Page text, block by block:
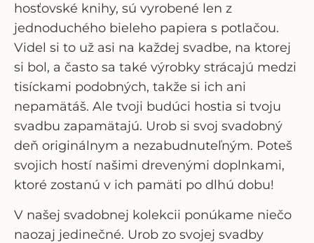
hosťovské knihy, sú vyrobené len z
jednoduchého bieleho papiera s potlačou.
Videl si to už asi na každej svadbe, na ktorej
si bol, a často sa také výrobky strácajú medzi
tisíckami podobných, takže si ich ani
nepamätáš. Ale tvoji budúci hostia si tvoju
svadbu zapamätajú. Urob si svoj svadobný
deň originálnym a nezabudnuteľným. Poteš
svojich hostí našimi drevenými doplnkami,
ktoré zostanú v ich pamäti po dlhú dobu!
V našej svadobnej kolekcii ponúkame niečo
naozaj jedinečné. Urob zo svojej svadby